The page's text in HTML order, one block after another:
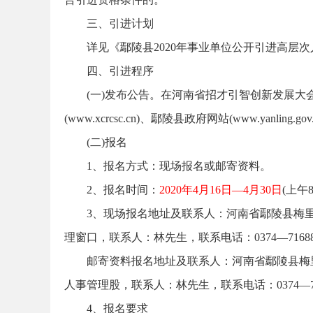
三、引进计划
详见《鄢陵县2020年事业单位公开引进高层
四、引进程序
(一)发布公告。在河南省招才引智创新发展大
(www.xcrcsc.cn)、鄢陵县政府网站
(二)报名
1、报名方式：现场报名或邮寄资料。
2、报名时间： 2020年4月16日—4月30日 (上午
3、现场报名地址及联系人：河南省鄢陵县梅
理窗口，联系人：林先生，联系电话：
邮寄资料报名地址及联系人：河南省鄢陵县
人事管理股，联系人：林先生，联系电话：
4、报名要求